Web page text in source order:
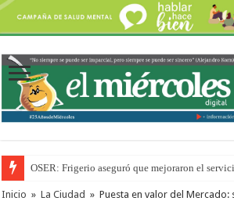
OSER: Frigerio aseguró que mejoraron el
Por primera vez hicieron una cirugía de
Inicio » La Ciudad » Puesta en valor del